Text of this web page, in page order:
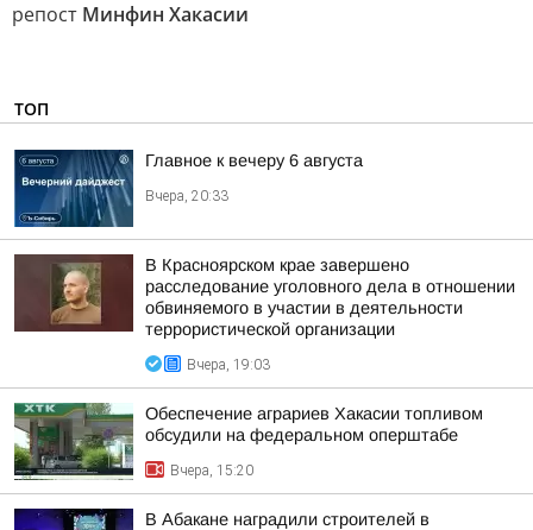
репост Минфин Хакасии
ТОП
Главное к вечеру 6 августа
Вчера, 20:33
В Красноярском крае завершено
расследование уголовного дела в отношении
обвиняемого в участии в деятельности
террористической организации
Вчера, 19:03
Обеспечение аграриев Хакасии топливом
обсудили на федеральном оперштабе
Вчера, 15:20
В Абакане наградили строителей в